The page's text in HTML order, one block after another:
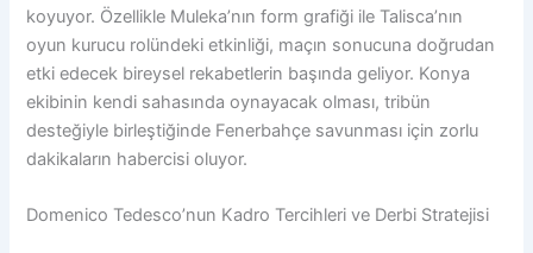
koyuyor. Özellikle Muleka’nın form grafiği ile Talisca’nın
oyun kurucu rolündeki etkinliği, maçın sonucuna doğrudan
etki edecek bireysel rekabetlerin başında geliyor. Konya
ekibinin kendi sahasında oynayacak olması, tribün
desteğiyle birleştiğinde Fenerbahçe savunması için zorlu
dakikaların habercisi oluyor.
Domenico Tedesco’nun Kadro Tercihleri ve Derbi Stratejisi